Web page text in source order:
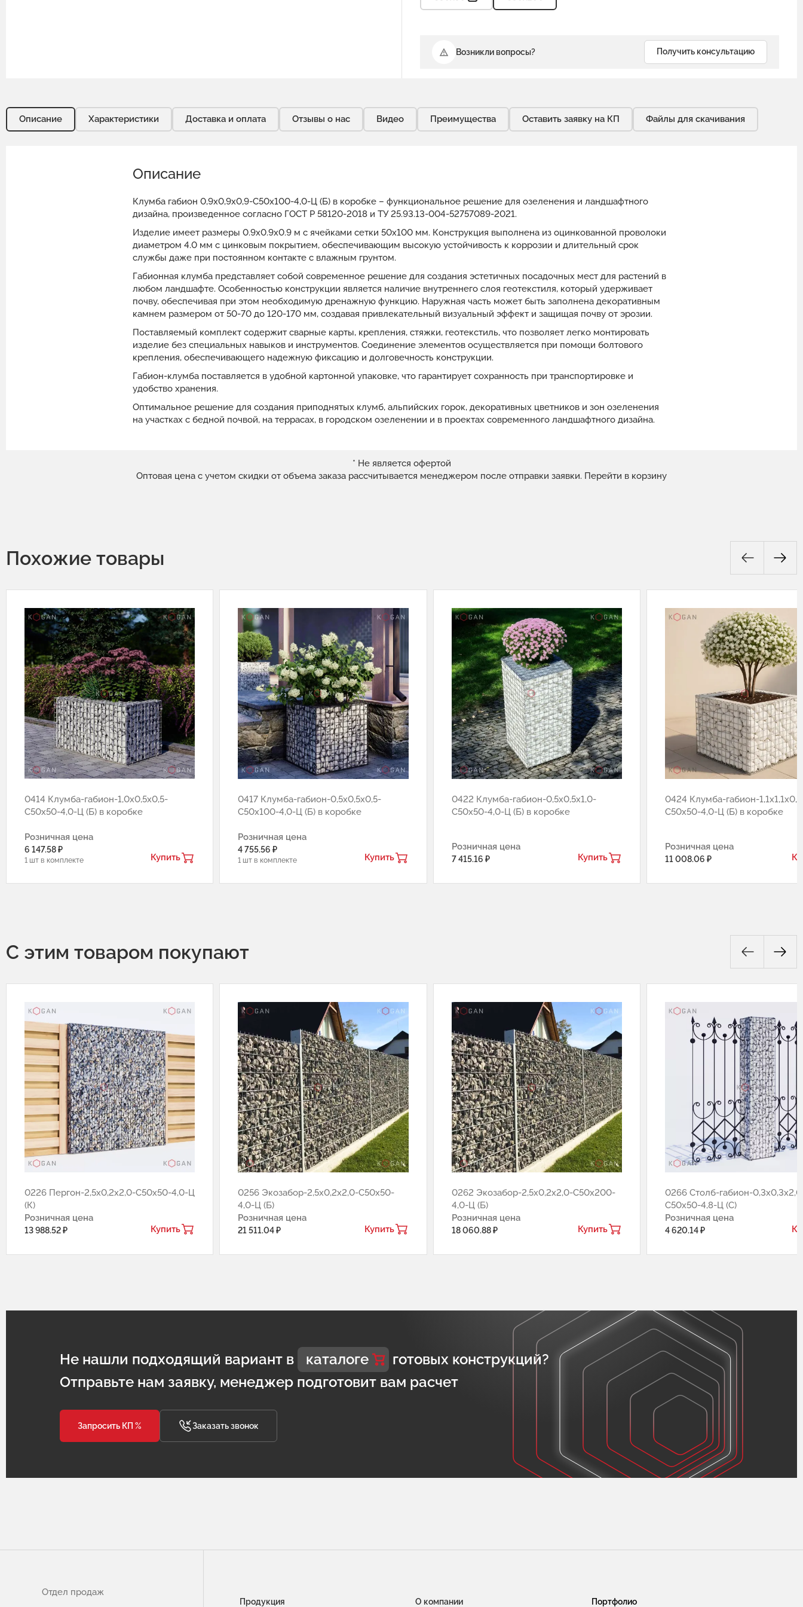
Возникли вопросы? Получить консультацию
Описание Характеристики Доставка и оплата Отзывы о нас Видео Преимущества Оставить заявку на КП Файлы для скачивания
Описание
Клумба габион 0,9х0,9х0,9-С50х100-4,0-Ц (Б) в коробке – функциональное решение для озеленения и ландшафтного
дизайна, произведенное согласно ГОСТ Р 58120-2018 и ТУ 25.93.13-004-52757089-2021.
Изделие имеет размеры 0.9x0.9х0.9 м с ячейками сетки 50x100 мм. Конструкция выполнена из оцинкованной проволоки
диаметром 4.0 мм с цинковым покрытием, обеспечивающим высокую устойчивость к коррозии и длительный срок
службы даже при постоянном контакте с влажным грунтом.
Габионная клумба представляет собой современное решение для создания эстетичных посадочных мест для растений в
любом ландшафте. Особенностью конструкции является наличие внутреннего слоя геотекстиля, который удерживает
почву, обеспечивая при этом необходимую дренажную функцию. Наружная часть может быть заполнена декоративным
камнем размером от 50-70 до 120-170 мм, создавая привлекательный визуальный эффект и защищая почву от эрозии.
Поставляемый комплект содержит сварные карты, крепления, стяжки, геотекстиль, что позволяет легко монтировать
изделие без специальных навыков и инструментов. Соединение элементов осуществляется при помощи болтового
крепления, обеспечивающего надежную фиксацию и долговечность конструкции.
Габион-клумба поставляется в удобной картонной упаковке, что гарантирует сохранность при транспортировке и
удобство хранения.
Оптимальное решение для создания приподнятых клумб, альпийских горок, декоративных цветников и зон озеленения
на участках с бедной почвой, на террасах, в городском озеленении и в проектах современного ландшафтного дизайна.
* Не является офертой
Оптовая цена с учетом скидки от объема заказа рассчитывается менеджером после отправки заявки. Перейти в корзину
Похожие товары
0414 Клумба-габион-1,0х0,5х0,5-
С50х50-4,0-Ц (Б) в коробке
Розничная цена
6 147.58 ₽
1 шт в комплекте Купить
0417 Клумба-габион-0,5х0,5х0,5-
С50х100-4,0-Ц (Б) в коробке
Розничная цена
4 755.56 ₽
1 шт в комплекте Купить
0422 Клумба-габион-0,5х0,5х1,0-
С50х50-4,0-Ц (Б) в коробке
Розничная цена
7 415.16 ₽ Купить
0424 Клумба-габион-
С50х50-4,0-Ц (Б) в коробке
Розничная цена
11 008.06 ₽
С этим товаром покупают
0226 Пергон-2,5х0,2х2,0-С50х50-4,0-Ц
(К)
Розничная цена
13 988.52 ₽ Купить
0256 Экозабор-2,5х0,2х2,0-С50х50-
4,0-Ц (Б)
Розничная цена
21 511.04 ₽ Купить
0262 Экозабор-2,5х0,2х2,0-С50х200-
4,0-Ц (Б)
Розничная цена
18 060.88 ₽ Купить
0266 Столб-габион-
С50х50-4,8-Ц (С)
Розничная цена
4 620.14 ₽
Не нашли подходящий вариант в каталоге
готовых конструкций?
Отправьте нам заявку, менеджер подготовит вам расчет
Запросить КП % Заказать звонок
Отдел продаж
Продукция О компании Портфолио